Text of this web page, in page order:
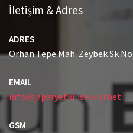
İletişim & Adres
ADRES
Orhan Tepe Mah. Zeybek Sk
EMAIL
info@japaryetkiliservisi.net
GSM